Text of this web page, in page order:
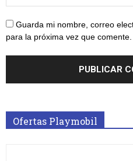
Guarda mi nombre, correo
para la próxima vez que comente.
Ofertas Playmobil